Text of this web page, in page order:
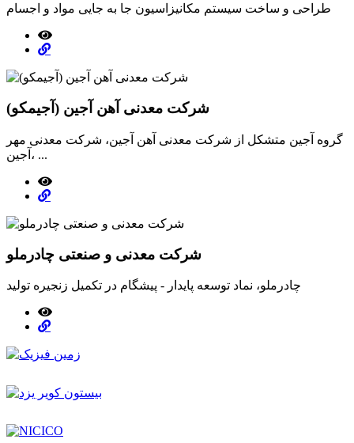
طراحی و ساخت سیستم مکانیزاسیون جا به جایی مواد و اجسام
شرکت معدنی آهن آجین (آجیمکو)
گروه آجین متشکل از شرکت معدنی آهن آجین، شرکت معدنی مهر
آجین، ...
شرکت معدنی و صنعتی چادرملو
چادرملو، نماد توسعه پایدار - پیشگام در تکمیل زنجیره تولید